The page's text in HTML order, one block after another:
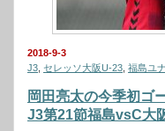
2018-9-3
J3 セレッソ大阪U-23 福島ユ
岡田亮太の今季初ゴ
J3第21節福島vsC大